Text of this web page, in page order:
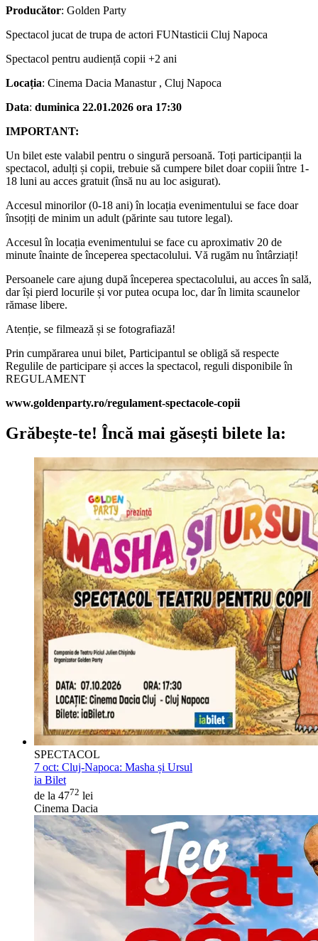
Producător: Golden Party
Spectacol jucat de trupa de actori FUNtasticii Cluj Napoca
Spectacol pentru audiență copii +2 ani
Locația: Cinema Dacia Manastur , Cluj Napoca
Data: duminica 22.01.2026 ora 17:30
IMPORTANT:
Un bilet este valabil pentru o singură persoană. Toți participanții la
spectacol, adulți și copii, trebuie să cumpere bilet doar copiii între 1-
18 luni au acces gratuit (însă nu au loc asigurat).
Accesul minorilor (0-18 ani) în locația evenimentului se face doar
însoțiți de minim un adult (părinte sau tutore legal).
Accesul în locația evenimentului se face cu aproximativ 20 de
minute înainte de începerea spectacolului. Vă rugăm nu întârziați!
Persoanele care ajung după începerea spectacolului, au acces în sală,
dar își pierd locurile și vor putea ocupa loc, dar în limita scaunelor
rămase libere.
Atenție, se filmează și se fotografiază!
Prin cumpărarea unui bilet, Participantul se obligă să respecte
Regulile de participare și acces la spectacol, reguli disponibile în
REGULAMENT
www.goldenparty.ro/regulament-spectacole-copii
Grăbește-te! Încă mai găsești bilete la:
SPECTACOL
7 oct: Cluj-Napoca: Masha și Ursul
ia Bilet
de la 4772 lei
Cinema Dacia